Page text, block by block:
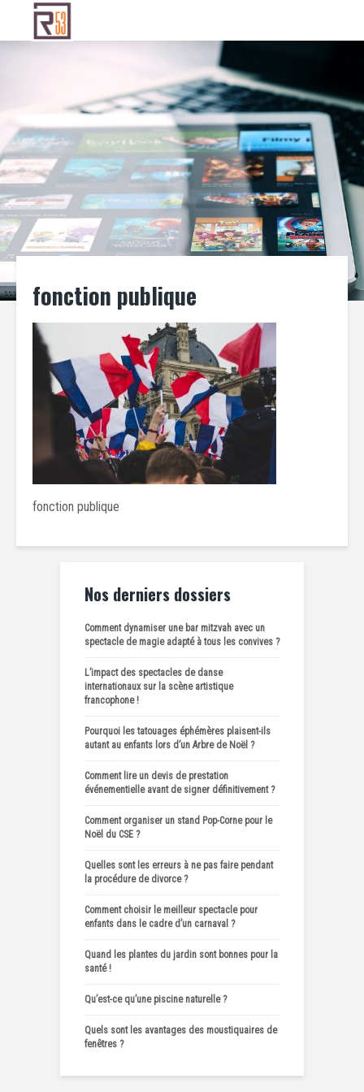
fonction publique
fonction publique
Nos derniers dossiers
Comment dynamiser une bar mitzvah avec un
spectacle de magie adapté à tous les convives ?
L’impact des spectacles de danse
internationaux sur la scène artistique
francophone !
Pourquoi les tatouages éphémères plaisent-ils
autant au enfants lors d’un Arbre de Noël ?
Comment lire un devis de prestation
événementielle avant de signer définitivement ?
Comment organiser un stand Pop-Corne pour le
Noël du CSE ?
Quelles sont les erreurs à ne pas faire pendant
la procédure de divorce ?
Comment choisir le meilleur spectacle pour
enfants dans le cadre d’un carnaval ?
Quand les plantes du jardin sont bonnes pour la
santé !
Qu’est-ce qu’une piscine naturelle ?
Quels sont les avantages des moustiquaires de
fenêtres ?